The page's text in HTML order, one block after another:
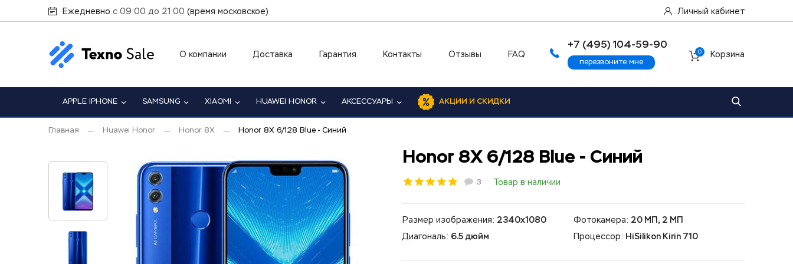
Ежедневно с 09:00 до 21:00 (время московское) Личный кабинет
О компании Доставка Гарантия Контакты Отзывы FAQ
+7 (495) 104-59-90
перезвоните мне
0 Корзина
APPLE IPHONE SAMSUNG XIAOMI HUAWEI HONOR АКСЕССУАРЫ АКЦИИ И СКИДКИ
Главная Huawei Honor Honor 8X Honor 8X 6/128 Blue - Синий
Honor 8X 6/128 Blue - Синий
3 Товар в наличии
Размер изображения: 2340x1080
Диагональ: 6.5 дюйм
Фотокамера: 20 МП, 2 МП
Процессор: HiSilikon Kirin 710